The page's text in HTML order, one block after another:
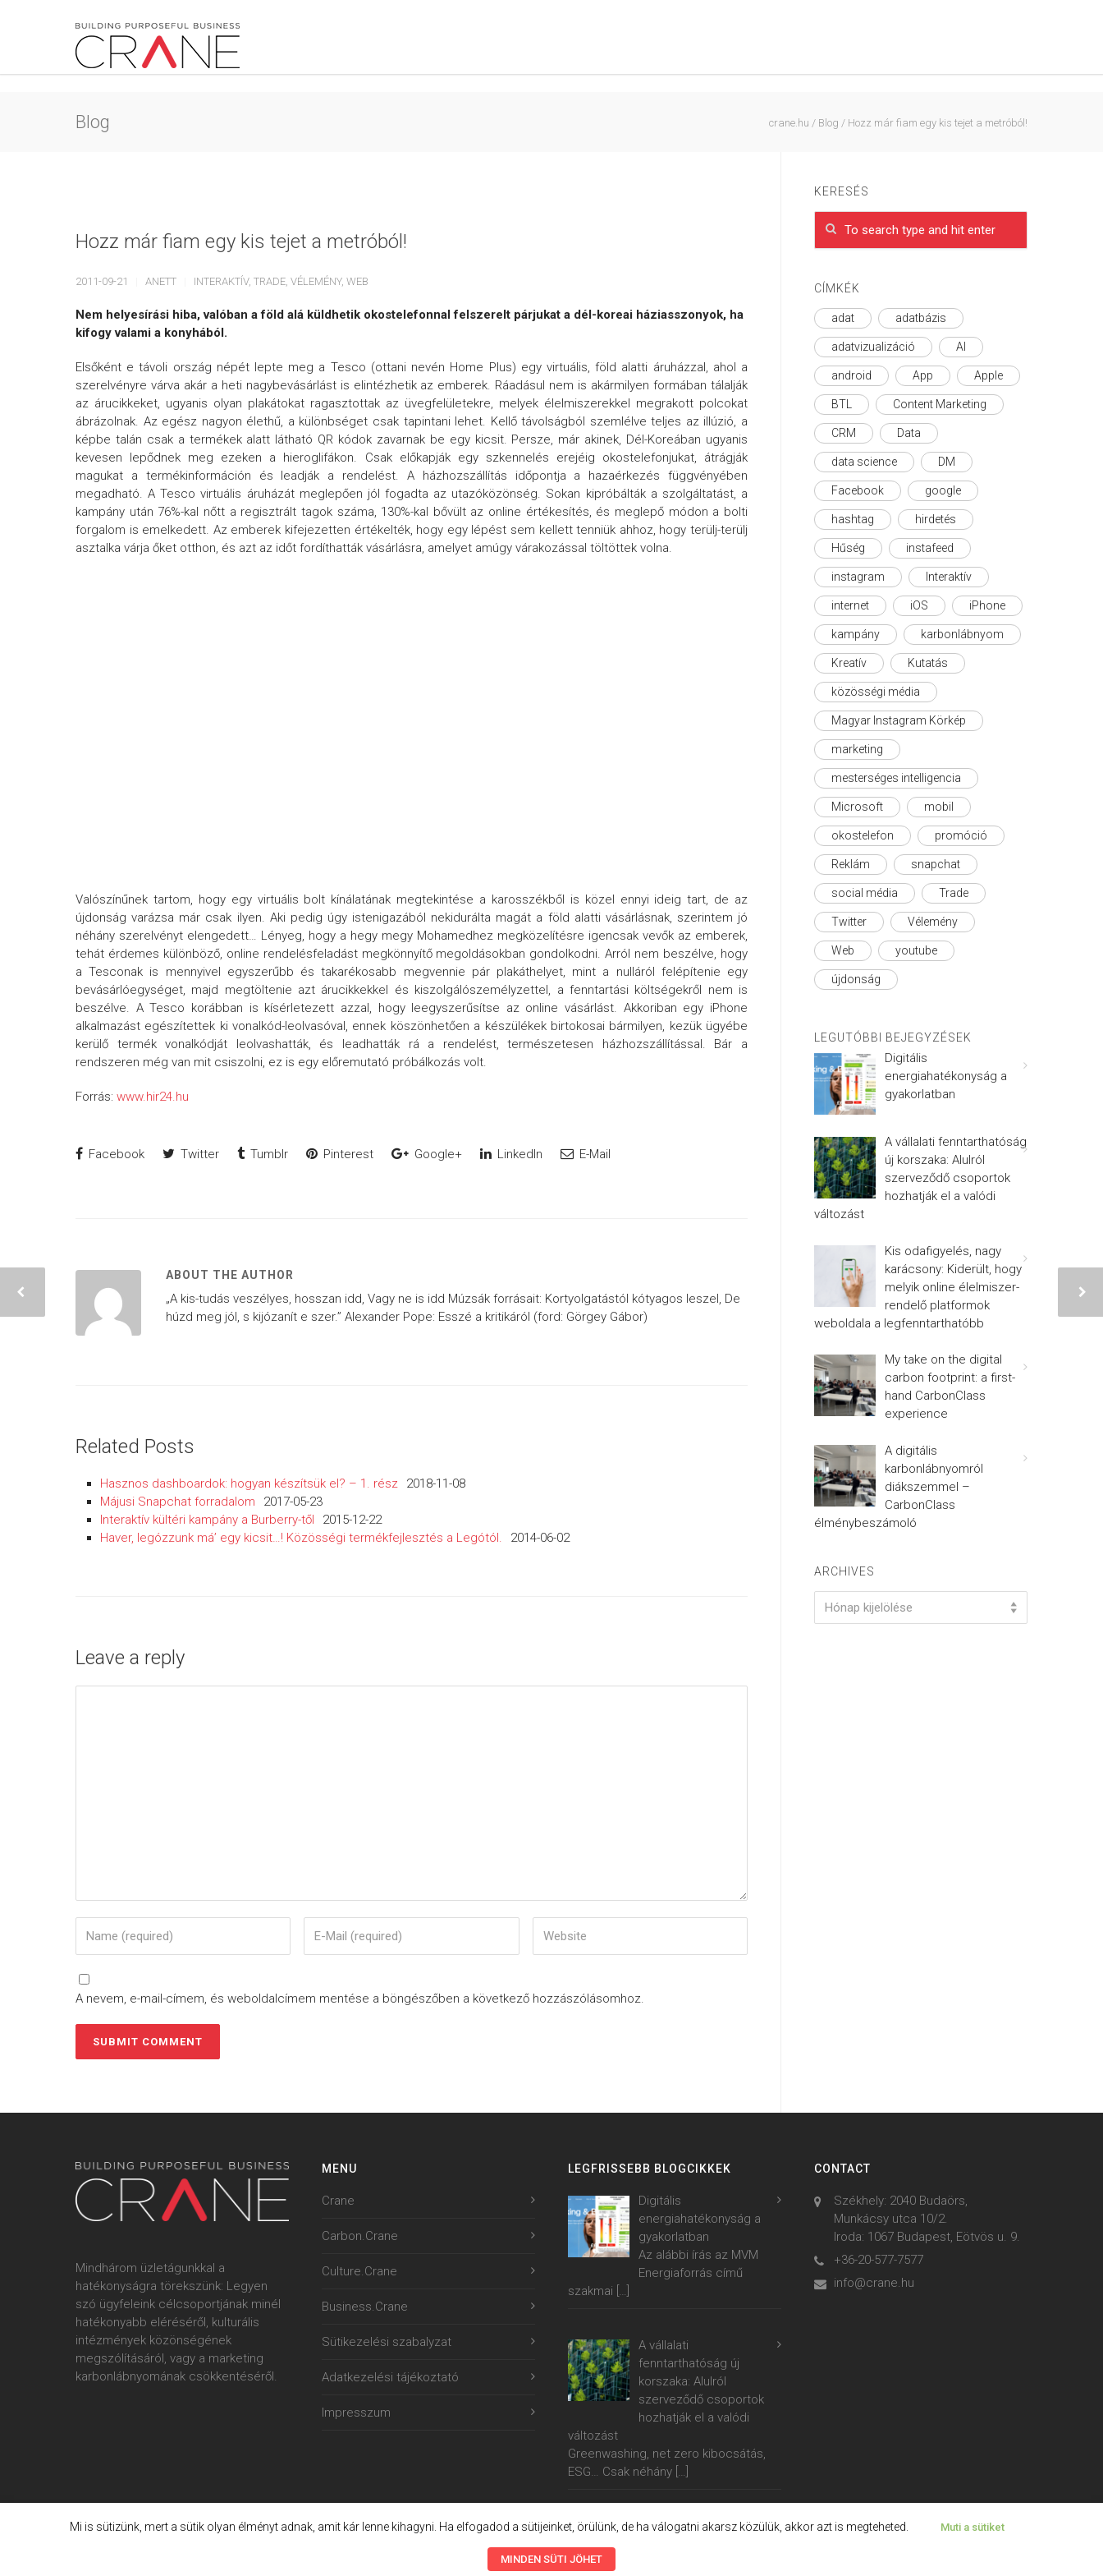
Blog crane.hu / Blog / Hozz már fiam egy kis tejet a metróból!
Hozz már fiam egy kis tejet a metróból!
2011-09-21 ANETT INTERAKTÍV, TRADE, VÉLEMÉNY, WEB
Nem helyesírási hiba, valóban a föld alá küldhetik okostelefonnal felszerelt párjukat a dél-koreai háziasszonyok, ha
kifogy valami a konyhából.
Elsőként e távoli ország népét lepte meg a Tesco (ottani nevén Home Plus) egy virtuális, föld alatti áruházzal, ahol a
szerelvényre várva akár a heti nagybevásárlást is elintézhetik az emberek. Ráadásul nem is akármilyen formában tálalják
az árucikkeket, ugyanis olyan plakátokat ragasztottak az üvegfelületekre, melyek élelmiszerekkel megrakott polcokat
ábrázolnak. Az egész nagyon élethű, a különbséget csak tapintani lehet. Kellő távolságból szemlélve teljes az illúzió, a
képbe talán csak a termékek alatt látható QR kódok zavarnak be egy kicsit. Persze, már akinek, Dél-Koreában ugyanis
kevesen lepődnek meg ezeken a hieroglifákon. Csak előkapják egy szkennelés erejéig okostelefonjukat, átrágják
magukat a termékinformáción és leadják a rendelést. A házhozszállítás időpontja a hazaérkezés függvényében
megadható. A Tesco virtuális áruházát meglepően jól fogadta az utazóközönség. Sokan kipróbálták a szolgáltatást, a
kampány után 76%-kal nőtt a regisztrált tagok száma, 130%-kal bővült az online értékesítés, és meglepő módon a bolti
forgalom is emelkedett. Az emberek kifejezetten értékelték, hogy egy lépést sem kellett tenniük ahhoz, hogy terülj-terülj
asztalka várja őket otthon, és azt az időt fordíthatták vásárlásra, amelyet amúgy várakozással töltöttek volna.
Valószínűnek tartom, hogy egy virtuális bolt kínálatának megtekintése a karosszékből is közel ennyi ideig tart, de az
újdonság varázsa már csak ilyen. Aki pedig úgy istenigazából nekidurálta magát a föld alatti vásárlásnak, szerintem jó
néhány szerelvényt elengedett… Lényeg, hogy a hegy megy Mohamedhez megközelítésre igencsak vevők az emberek,
tehát érdemes különböző, online rendelésfeladást megkönnyítő megoldásokban gondolkodni. Arról nem beszélve, hogy
a Tesconak is mennyivel egyszerűbb és takarékosabb megvennie pár plakáthelyet, mint a nulláról felépítenie egy
bevásárlóegységet, majd megtöltenie azt árucikkekkel és kiszolgálószemélyzettel, a fenntartási költségekről nem is
beszélve. A Tesco korábban is kísérletezett azzal, hogy leegyszerűsítse az online vásárlást. Akkoriban egy iPhone
alkalmazást egészítettek ki vonalkód-leolvasóval, ennek köszönhetően a készülékek birtokosai bármilyen, kezük ügyébe
kerülő termék vonalkódját leolvashatták, és leadhatták rá a rendelést, természetesen házhozszállítással. Bár a
rendszeren még van mit csiszolni, ez is egy előremutató próbálkozás volt.
Forrás: www.hir24.hu
Facebook Twitter Tumblr Pinterest Google+ LinkedIn E-Mail
ABOUT THE AUTHOR
„A kis-tudás veszélyes, hosszan idd, Vagy ne is idd Múzsák forrásait: Kortyolgatástól kótyagos leszel, De
húzd meg jól, s kijózanít e szer.” Alexander Pope: Esszé a kritikáról (ford: Görgey Gábor)
Related Posts
Hasznos dashboardok: hogyan készítsük el? – 1. rész
2018-11-08
Májusi Snapchat forradalom
2017-05-23
Interaktív kültéri kampány a Burberry-től
2015-12-22
Haver, legózzunk má’ egy kicsit…! Közösségi termékfejlesztés a Legótól.
2014-06-02
Leave a reply
A nevem, e-mail-címem, és weboldalcímem mentése a böngészőben a következő hozzászólásomhoz.
KERESÉS
CÍMKÉK
adat adatbázis
adatvizualizáció AI
android App Apple
BTL Content Marketing
CRM Data
data science DM
Facebook google
hashtag hirdetés
Hűség instafeed
instagram Interaktív
internet iOS iPhone
kampány karbonlábnyom
Kreatív Kutatás
közösségi média
Magyar Instagram Körkép
marketing
mesterséges intelligencia
Microsoft mobil
okostelefon promóció
Reklám snapchat
social média Trade
Twitter Vélemény
Web youtube
újdonság
LEGUTÓBBI BEJEGYZÉSEK
Digitális
energiahatékonyság a
gyakorlatban
A vállalati fenntarthatóság
új korszaka: Alulról
szerveződő csoportok
hozhatják el a valódi
változást
Kis odafigyelés, nagy
karácsony: Kiderült, hogy
melyik online élelmiszer-
rendelő platformok
weboldala a legfenntarthatóbb
My take on the digital
carbon footprint: a first-
hand CarbonClass
experience
A digitális
karbonlábnyomról
diákszemmel –
CarbonClass
élménybeszámoló
ARCHIVES
Hónap kijelölése
Mindhárom üzletágunkkal a
hatékonyságra törekszünk: Legyen
szó ügyfeleink célcsoportjának minél
hatékonyabb eléréséről, kulturális
intézmények közönségének
megszólításáról, vagy a marketing
karbonlábnyomának csökkentéséről.
MENU
Crane
Carbon.Crane
Culture.Crane
Business.Crane
Sütikezelési szabalyzat
Adatkezelési tájékoztató
Impresszum
LEGFRISSEBB BLOGCIKKEK
Digitális
energiahatékonyság a
gyakorlatban
Az alábbi írás az MVM
Energiaforrás című
szakmai […]
A vállalati
fenntarthatóság új
korszaka: Alulról
szerveződő csoportok
hozhatják el a valódi
változást
Greenwashing, net zero kibocsátás,
ESG… Csak néhány
CONTACT
Székhely: 2040 Budaörs,
Munkácsy utca 10/2.
Iroda: 1067 Budapest, Eötvös u. 9.
+36-20-577-7577
info@crane.hu
Mi is sütizünk, mert a sütik olyan élményt adnak, amit kár lenne kihagyni. Ha elfogadod a sütijeinket, örülünk, de ha válogatni akarsz közülük, akkor azt is megteheted. Muti a sütiket
MINDEN SÜTI JÖHET